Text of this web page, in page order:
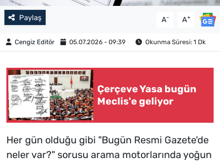
Paylaş A- A+
Cengiz Editör 05.07.2026 - 09:39 Okunma Süresi: 1 Dk
Çerçeve Yasa bugün
Meclis'e geliyor
Her gün olduğu gibi "Bugün Resmi Gazete'de
neler var?" sorusu arama motorlarında yoğun